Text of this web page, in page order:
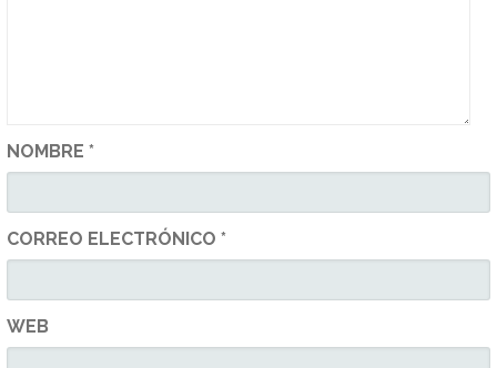
NOMBRE*
CORREO ELECTRÓNICO*
WEB